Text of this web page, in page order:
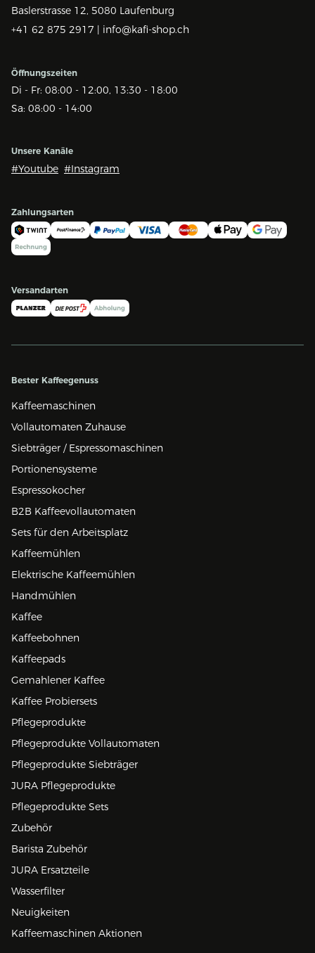
Baslerstrasse 12, 5080 Laufenburg
+41 62 875 2917 | info@kafi-shop.ch
Öffnungszeiten
Di - Fr: 08:00 - 12:00, 13:30 - 18:00
Sa: 08:00 - 14:00
Unsere Kanäle
#Youtube #Instagram
Zahlungsarten
Versandarten
Bester Kaffeegenuss
Kaffeemaschinen
Vollautomaten Zuhause
Siebträger / Espressomaschinen
Portionensysteme
Espressokocher
B2B Kaffeevollautomaten
Sets für den Arbeitsplatz
Kaffeemühlen
Elektrische Kaffeemühlen
Handmühlen
Kaffee
Kaffeebohnen
Kaffeepads
Gemahlener Kaffee
Kaffee Probiersets
Pflegeprodukte
Pflegeprodukte Vollautomaten
Pflegeprodukte Siebträger
JURA Pflegeprodukte
Pflegeprodukte Sets
Zubehör
Barista Zubehör
JURA Ersatzteile
Wasserfilter
Neuigkeiten
Kaffeemaschinen Aktionen